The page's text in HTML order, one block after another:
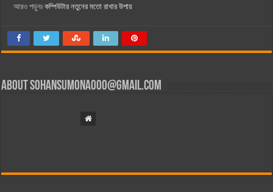
আরও পড়ুনঃকম্পিউটার নতুনের মতো রাখার উপায়
Aboutsohansumona000@gmail.com